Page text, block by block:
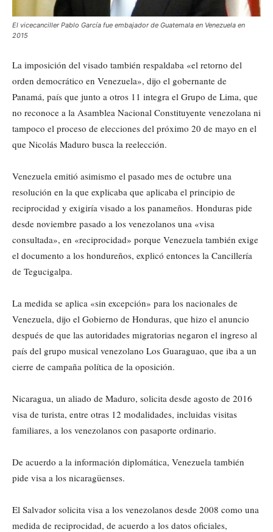
El vicecanciller Pablo García fue embajador de Guatemala en Venezuela en
2015
La imposición del visado también respaldaba «el retorno del
orden democrático en Venezuela», dijo el gobernante de
Panamá, país que junto a otros 11 integra el Grupo de Lima, que
no reconoce a la Asamblea Nacional Constituyente venezolana ni
tampoco el proceso de elecciones del próximo 20 de mayo en el
que Nicolás Maduro busca la reelección.
Venezuela emitió asimismo el pasado mes de octubre una
resolución en la que explicaba que aplicaba el principio de
reciprocidad y exigiría visado a los panameños. Honduras pide
desde noviembre pasado a los venezolanos una «visa
consultada», en «reciprocidad» porque Venezuela también exige
el documento a los hondureños, explicó entonces la Cancillería
de Tegucigalpa.
La medida se aplica «sin excepción» para los nacionales de
Venezuela, dijo el Gobierno de Honduras, que hizo el anuncio
después de que las autoridades migratorias negaron el ingreso al
país del grupo musical venezolano Los Guaraguao, que iba a un
cierre de campaña política de la oposición.
Nicaragua, un aliado de Maduro, solicita desde agosto de 2016
visa de turista, entre otras 12 modalidades, incluidas visitas
familiares, a los venezolanos con pasaporte ordinario.
De acuerdo a la información diplomática, Venezuela también
pide visa a los nicaragüenses.
El Salvador solicita visa a los venezolanos desde 2008 como una
medida de reciprocidad, de acuerdo a los datos oficiales,